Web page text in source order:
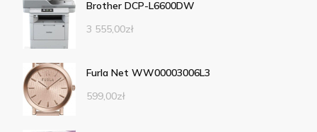
Brother DCP-L6600DW
3 555,00zł
Furla Net WW00003006L3
599,00zł